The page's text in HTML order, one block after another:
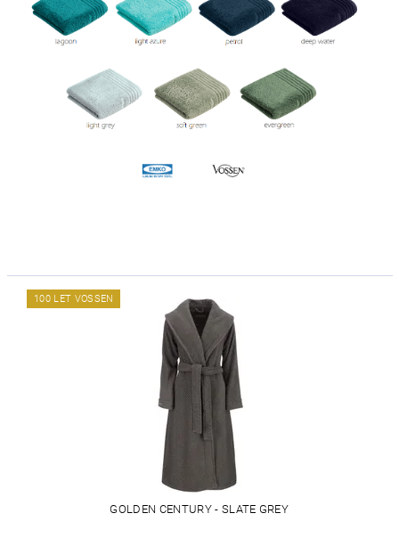
100 LET VOSSEN
GOLDEN CENTURY - SLATE GREY